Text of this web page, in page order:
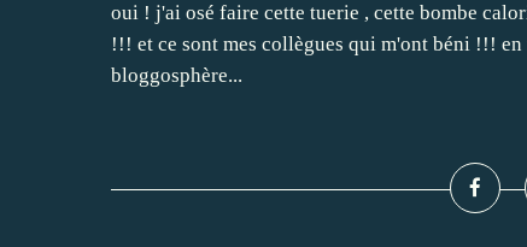
oui ! j'ai osé faire cette tuerie , cette bombe
!!! et ce sont mes collègues qui m'ont béni !!!
bloggosphère...